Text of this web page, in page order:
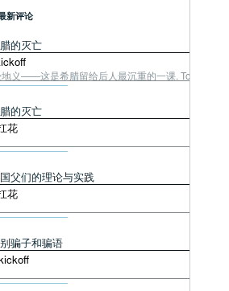
新评论
的灭亡
义——这是希腊留给后人最沉重的一课. Tough
的灭亡
花
父们的理论与实践
花
骗子和骗语